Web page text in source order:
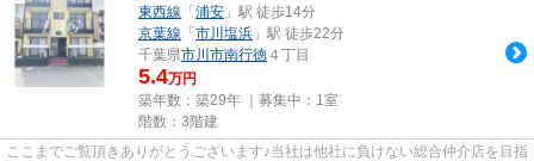
東西線 「 浦安 」駅 徒歩14分
京葉線 「 市川塩浜 」駅 徒歩22分
千葉県市川市南行徳 ４丁目
5.4万円
築年数：築29年 ｜募集中： 1室
階数：3階建
ここまでご覧頂きありがとうございます♪当社は他社に負けない総合仲介店を目指